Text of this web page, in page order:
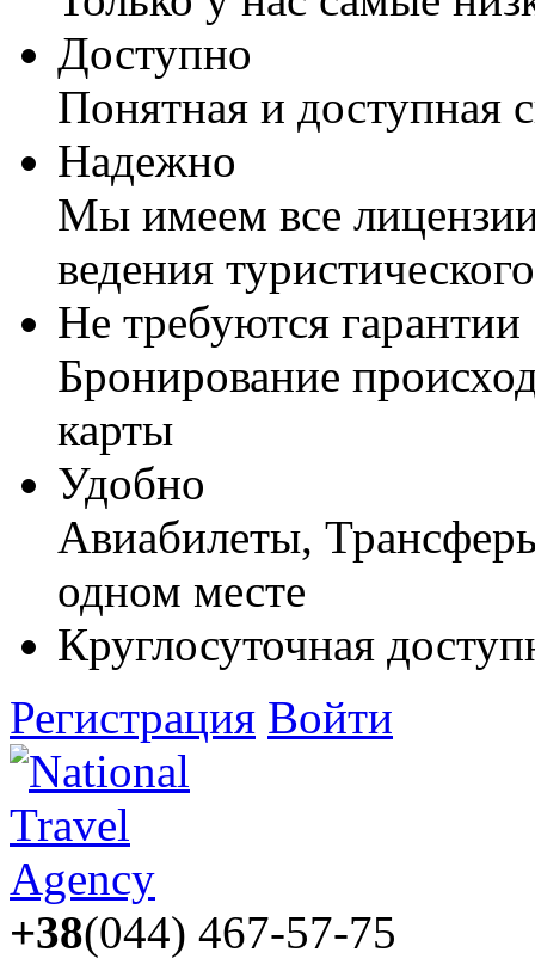
Доступно
Понятная и доступная
Надежно
Мы имеем все
ведения
Не требуются гарантии
Бронирование
карты
Удобно
Авиабилеты,
одном месте
Круглосуточная
Регистрация Войти
+38(044) 467-57-75